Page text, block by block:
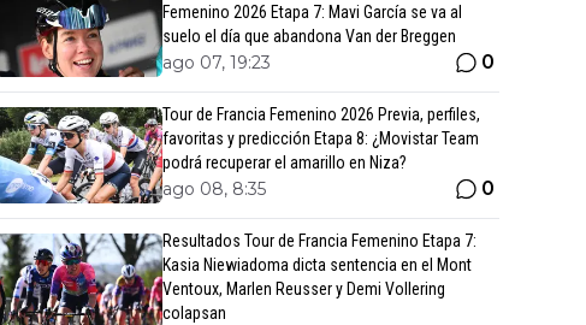
Femenino 2026 Etapa 7: Mavi García se va al
suelo el día que abandona Van der Breggen
ago 07, 19:23 0
Tour de Francia Femenino 2026 Previa, perfiles,
favoritas y predicción Etapa 8: ¿Movistar Team
podrá recuperar el amarillo en Niza?
ago 08, 8:35 0
Resultados Tour de Francia Femenino Etapa 7:
Kasia Niewiadoma dicta sentencia en el Mont
Ventoux, Marlen Reusser y Demi Vollering
colapsan